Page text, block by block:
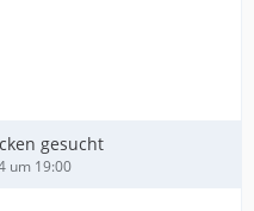
gesucht
um 19:00